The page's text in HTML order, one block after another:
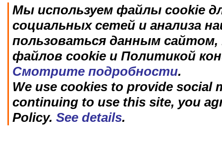
Мы используем файлы cookie
социальных сетей и анализа
пользоваться данным
файлов cookie и Политикой
Смотрите подробности.
We use cookies to provide social
continuing to use this site, you
Policy. See details.